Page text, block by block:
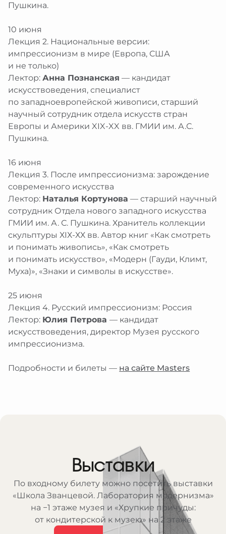
Пушкина.
10 июня
Лекция 2. Национальные версии:
импрессионизм в мире (Европа, США
и не только)
Лектор:Анна Познанская — кандидат
искусствоведения, специалист
по западноевропейской живописи, старший
научный сотрудник отдела искусств стран
Европы и Америки XIX-XX вв. ГМИИ им. А.С.
Пушкина.
16 июня
Лекция 3. После импрессионизма: зарождение
современного искусства
Лектор: Наталья Кортунова — старший научный
сотрудник Отдела нового западного искусства
ГМИИ им. А. С. Пушкина. Хранитель коллекции
скульптуры ХIХ-ХХ вв. Автор книг «Как смотреть
и понимать живопись», «Как смотреть
и понимать искусство», «Модерн (Гауди, Климт,
Муха)», «Знаки и символы в искусстве».
25 июня
Лекция 4. Русский импрессионизм: Россия
Лектор: Юлия Петрова— кандидат
искусствоведения, директор Музея русского
импрессионизма.
Подробности и билеты — на сайте Masters
Выставки
По входному билету можно посетить выставки
«Школа Званцевой. Лаборатория модернизма»
на −1 этаже музея и «Хрупкие причуды:
от кондитерской к музею» на 2 этаже